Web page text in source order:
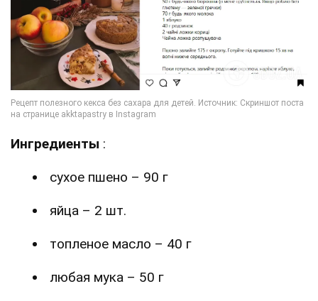
Ингредиенты :
сухое пшено – 90 г
яйца – 2 шт.
топленое масло – 40 г
любая мука – 50 г